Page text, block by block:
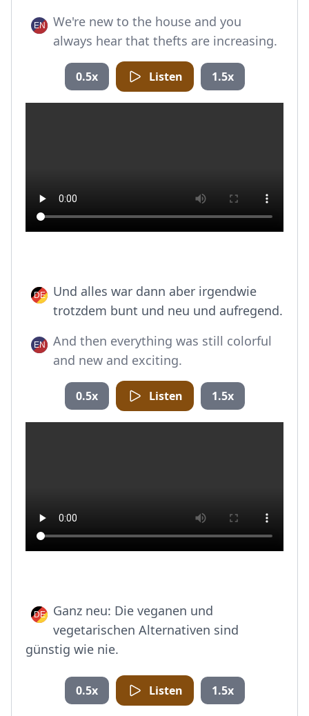
We're new to the house and you
always hear that thefts are increasing.
0.5x Listen 1.5x
Und alles war dann aber irgendwie
trotzdem bunt und neu und aufregend.
And then everything was still colorful
and new and exciting.
0.5x Listen 1.5x
Ganz neu: Die veganen und
vegetarischen Alternativen sind
günstig wie nie.
0.5x Listen 1.5x